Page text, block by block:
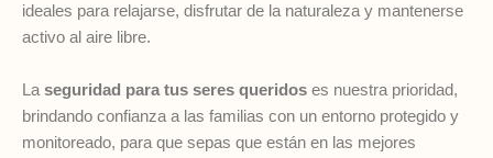
ideales para relajarse, disfrutar de la naturaleza y mantenerse
activo al aire libre.
La seguridad para tus seres queridos es nuestra prioridad,
brindando confianza a las familias con un entorno protegido y
monitoreado, para que sepas que están en las mejores